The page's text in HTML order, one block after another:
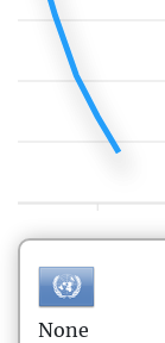
None